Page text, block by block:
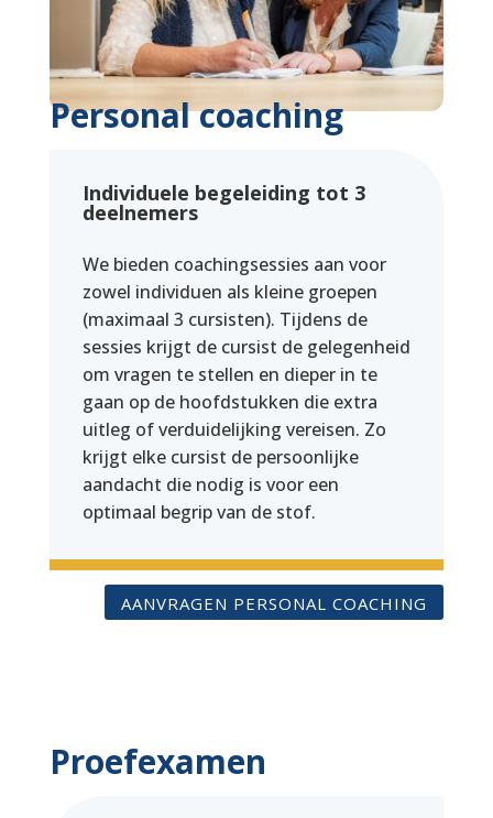
Personal coaching
Individuele begeleiding tot 3
deelnemers
We bieden coachingsessies aan voor
zowel individuen als kleine groepen
(maximaal 3 cursisten). Tijdens de
sessies krijgt de cursist de gelegenheid
om vragen te stellen en dieper in te
gaan op de hoofdstukken die extra
uitleg of verduidelijking vereisen. Zo
krijgt elke cursist de persoonlijke
aandacht die nodig is voor een
optimaal begrip van de stof.
AANVRAGEN PERSONAL COACHING
Proefexamen